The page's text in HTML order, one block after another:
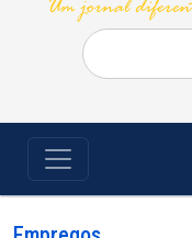
Pesquisar
por: